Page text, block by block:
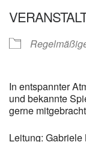
In entspannter
und bekannte
gerne
Leitung: